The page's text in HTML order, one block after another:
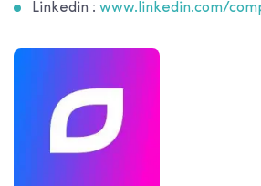
Linkedin : www.linkedin.com/